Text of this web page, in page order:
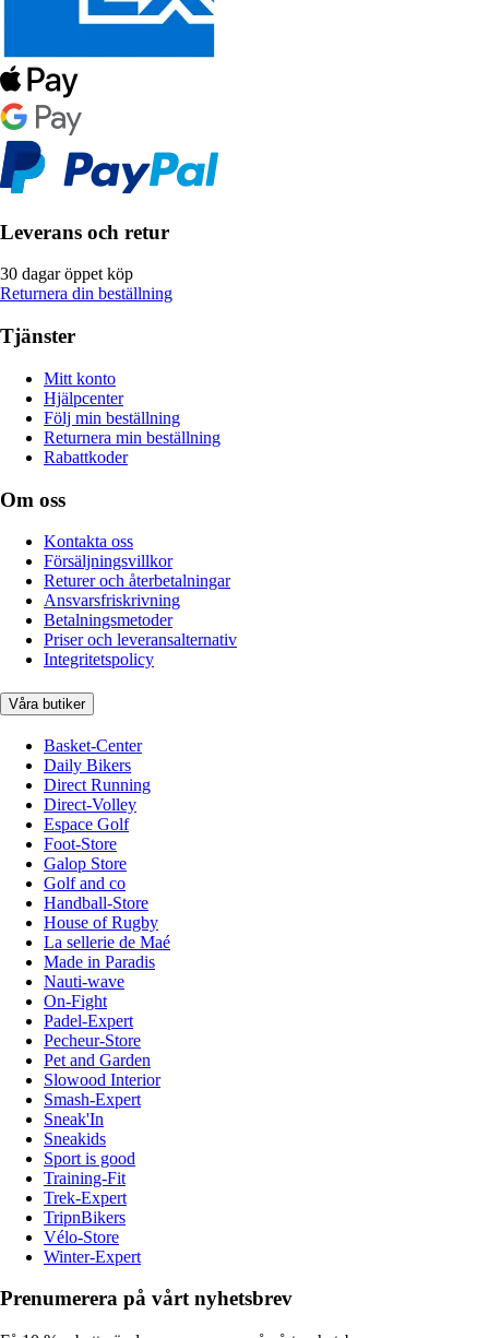
Leverans och retur
30 dagar öppet köp
Returnera din beställning
Tjänster
Mitt konto
Hjälpcenter
Följ min beställning
Returnera min beställning
Rabattkoder
Om oss
Kontakta oss
Försäljningsvillkor
Returer och återbetalningar
Ansvarsfriskrivning
Betalningsmetoder
Priser och leveransalternativ
Integritetspolicy
Våra butiker
Basket-Center
Daily Bikers
Direct Running
Direct-Volley
Espace Golf
Foot-Store
Galop Store
Golf and co
Handball-Store
House of Rugby
La sellerie de Maé
Made in Paradis
Nauti-wave
On-Fight
Padel-Expert
Pecheur-Store
Pet and Garden
Slowood Interior
Smash-Expert
Sneak'In
Sneakids
Sport is good
Training-Fit
Trek-Expert
TripnBikers
Vélo-Store
Winter-Expert
Prenumerera på vårt nyhetsbrev